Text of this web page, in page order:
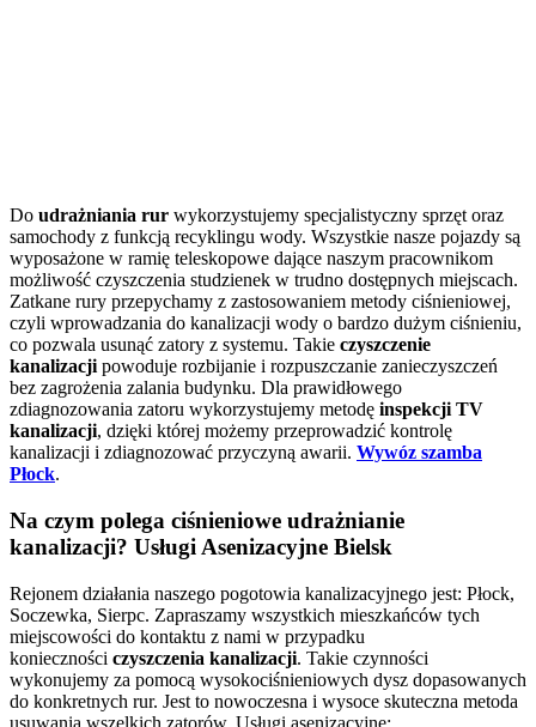
Do udrażniania rur wykorzystujemy specjalistyczny sprzęt oraz
samochody z funkcją recyklingu wody. Wszystkie nasze pojazdy są
wyposażone w ramię teleskopowe dające naszym pracownikom
możliwość czyszczenia studzienek w trudno dostępnych miejscach.
Zatkane rury przepychamy z zastosowaniem metody ciśnieniowej,
czyli wprowadzania do kanalizacji wody o bardzo dużym ciśnieniu,
co pozwala usunąć zatory z systemu. Takie czyszczenie
kanalizacji powoduje rozbijanie i rozpuszczanie zanieczyszczeń
bez zagrożenia zalania budynku. Dla prawidłowego
zdiagnozowania zatoru wykorzystujemy metodę inspekcji TV
kanalizacji, dzięki której możemy przeprowadzić kontrolę
kanalizacji i zdiagnozować przyczyną awarii. Wywóz szamba
Płock.
Na czym polega ciśnieniowe udrażnianie
kanalizacji? Usługi Asenizacyjne Bielsk
Rejonem działania naszego pogotowia kanalizacyjnego jest: Płock,
Soczewka, Sierpc. Zapraszamy wszystkich mieszkańców tych
miejscowości do kontaktu z nami w przypadku
konieczności czyszczenia kanalizacji. Takie czynności
wykonujemy za pomocą wysokociśnieniowych dysz dopasowanych
do konkretnych rur. Jest to nowoczesna i wysoce skuteczna metoda
usuwania wszelkich zatorów. Usługi asenizacyjne: